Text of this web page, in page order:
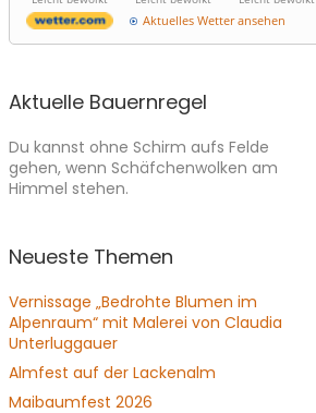
Aktuelles Wetter ansehen
Aktuelle Bauernregel
Du kannst ohne Schirm aufs Felde
gehen, wenn Schäfchenwolken am
Himmel stehen.
Neueste Themen
Vernissage „Bedrohte Blumen im
Alpenraum“ mit Malerei von Claudia
Unterluggauer
Almfest auf der Lackenalm
Maibaumfest 2026